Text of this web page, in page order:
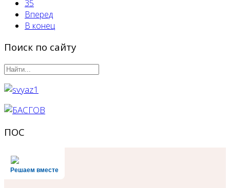
35
Вперед
В конец
Поиск по сайту
ПОС
Решаем вместе